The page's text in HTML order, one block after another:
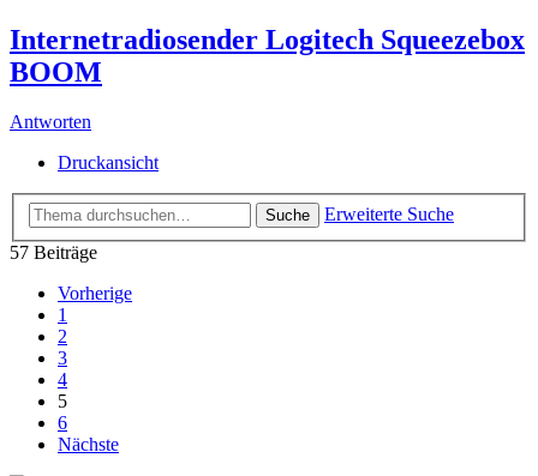
Internetradiosender Logitech Squeezebox
BOOM
Antworten
Druckansicht
Suche
Erweiterte Suche
57 Beiträge
Vorherige
1
2
3
4
5
6
Nächste